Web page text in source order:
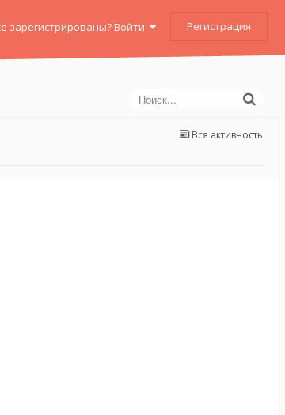
зарегистрированы? Войти Регистрация
Вся активность